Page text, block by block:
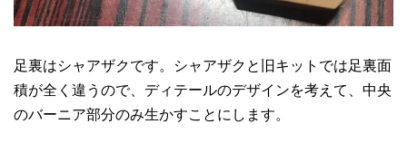
足裏はシャアザクです。シャアザクと旧キットでは足裏面
積が全く違うので、ディテールのデザインを考えて、中央
のバーニア部分のみ生かすことにします。